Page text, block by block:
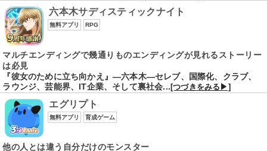
六本木サディスティックナイト
無料アプリ RPG
マルチエンディングで幾通りものエンディングが見れるストーリー
は必見
『彼女のために立ち向かえ』―六本木―セレブ、国際化、クラブ、
ラウンジ、芸能界、IT企業、そして裏社会...[つづきをみる▶]
エグリプト
無料アプリ 育成ゲーム
他の人とは違う自分だけのモンスター